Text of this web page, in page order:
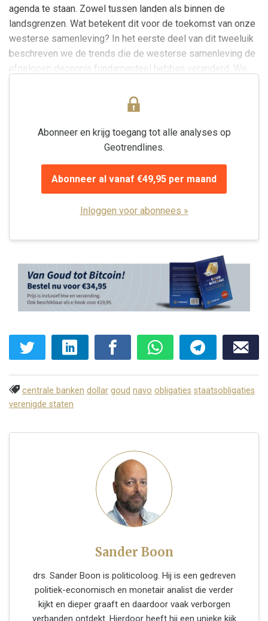
agenda te staan. Zowel tussen landen als binnen de
landsgrenzen. Wat betekent dit voor de toekomst van onze
westerse samenleving? In het eerste deel van dit tweeluik
beschreven we de trends die de westerse samenleving de
afgelopen decennia fundamenteel hebben veranderd. We
Abonneer en krijg toegang tot alle analyses op
Geotrendlines.
Abonneer al vanaf €49,95 per maand
Inloggen voor abonnees »
centrale banken dollar goud navo obligaties staatsobligaties
verenigde staten
Sander Boon
drs. Sander Boon is politicoloog. Hij is een gedreven
politiek-economisch en monetair analist die verder
kijkt en dieper graaft en daardoor vaak verborgen
verbanden ontdekt. Hierdoor heeft hij een unieke kijk